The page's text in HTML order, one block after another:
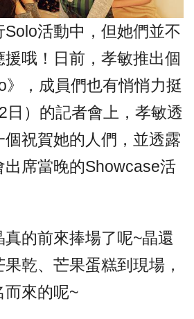
Solo活動中，但她們並不
哦！ 日前，孝敏推出個
》，成員們也有悄悄力挺
日）的記者會上，孝敏透
個祝賀她的人們，並透露
出席當晚的Showcase活
的前來捧場了呢~晶還
乾、芒果蛋糕到現場，
而來的呢~